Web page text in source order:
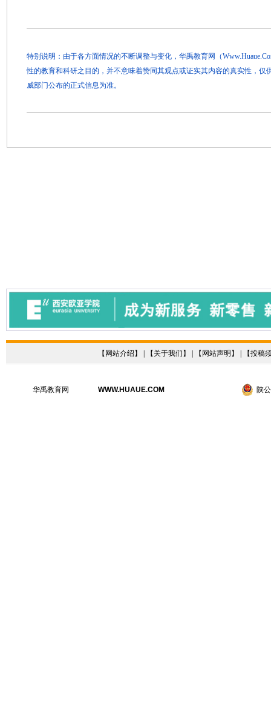
特别说明：由于各方面情况的不断调整与变化，华禹教育网（
性的教育和科研之目的，并不意味着赞同其观点或证实其内容的真实性，仅
威部门公布的正式信息为准。
【 网站介绍 】 | 【 关于我们 】 | 【 网站声明 】 | 【投稿
华禹教育网 WWW.HUAUE.COM 陕